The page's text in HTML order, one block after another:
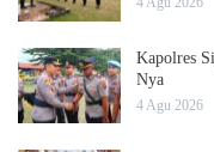
Kapolres
Nya
4 Agu 2026